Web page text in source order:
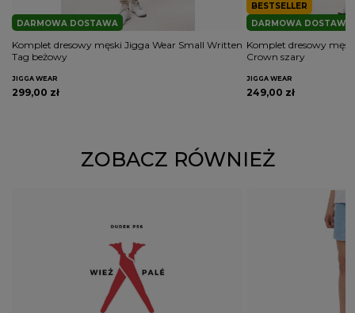
DARMOWA DOSTAWA
Komplet dresowy męski Jigga Wear Small Written
Tag beżowy
JIGGA WEAR
299,00 zł
BESTSELLER
DARMOWA DOSTAWA
Komplet dresowy
Crown szary
JIGGA WEAR
249,00 zł
ZOBACZ RÓWNIEŻ